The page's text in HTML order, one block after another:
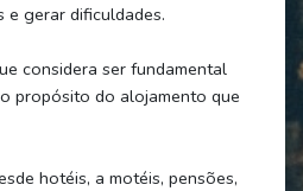
e gerar dificuldades.
considera ser fundamental
propósito do alojamento que
hotéis, a motéis, pensões,